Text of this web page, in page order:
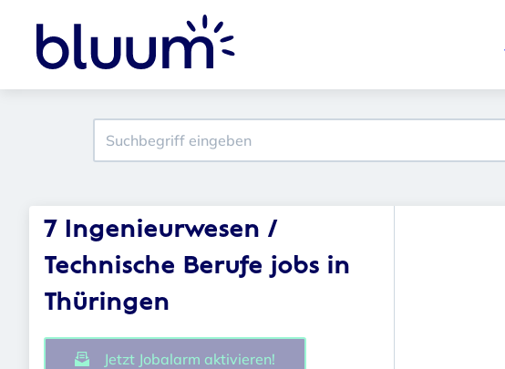
7 Ingenieurwesen /
Technische Berufe jobs in
Thüringen
Jetzt Jobalarm aktivieren!